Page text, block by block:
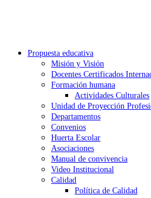
Propuesta educativa
Misión y Visión
Docentes Certificados
Formación humana
Actividades Culturales
Unidad de Proyección
Departamentos
Convenios
Huerta Escolar
Asociaciones
Manual de convivencia
Video Institucional
Calidad
Política de Calidad